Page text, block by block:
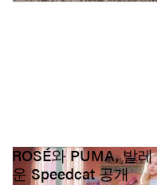
ROSÉ와 PUMA, 발
운 Speedcat 공개